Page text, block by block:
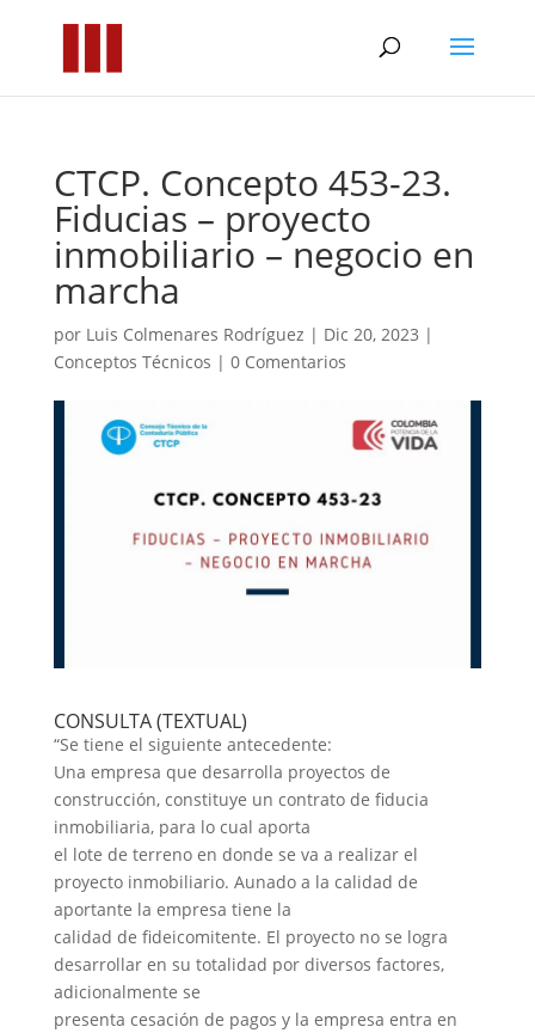
CTCP. Concepto 453-23.
Fiducias – proyecto
inmobiliario – negocio en
marcha
por Luis Colmenares Rodríguez | Dic 20, 2023 |
Conceptos Técnicos | 0 Comentarios
CONSULTA (TEXTUAL)
“Se tiene el siguiente antecedente:
Una empresa que desarrolla proyectos de
construcción, constituye un contrato de fiducia
inmobiliaria, para lo cual aporta
el lote de terreno en donde se va a realizar el
proyecto inmobiliario. Aunado a la calidad de
aportante la empresa tiene la
calidad de fideicomitente. El proyecto no se logra
desarrollar en su totalidad por diversos factores,
adicionalmente se
presenta cesación de pagos y la empresa entra en